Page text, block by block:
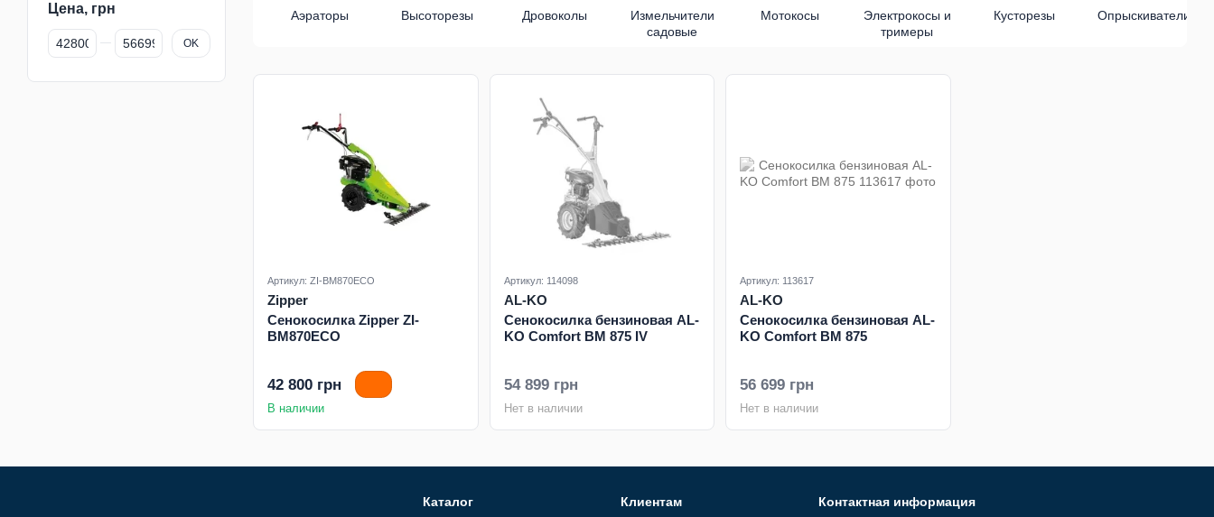
Аэраторы Высоторезы Дровоколы
Измельчители
садовые
Мотокосы
Электрокосы и
тримеры
Кусторезы Опрыскиватели
Артикул: ZI-BM870ECO
Zipper
Сенокосилка Zipper ZI-
BM870ECO
42 800 грн
В наличии
Артикул: 114098
AL-KO
Сенокосилка бензиновая AL-
KO Сomfort ВМ 875 IV
54 899 грн
Нет в наличии
Артикул: 113617
AL-KO
Сенокосилка бензиновая AL-
KO Comfort ВМ 875
56 699 грн
Нет в наличии
Цена, грн
От Цена, грн
До Цена, грн OK
Каталог Клиентам Контактная информация